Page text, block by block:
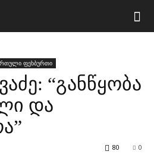
ფეხბურთი
“განწყობა
და
0
80